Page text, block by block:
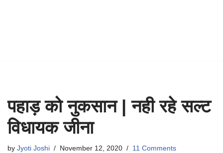
पहाड़ को नुकसान | नही रहे सल्ट
विधायक जीना
by Jyoti Joshi November 12, 2020 11 Comments